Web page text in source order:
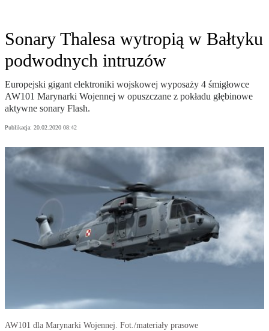
Sonary Thalesa wytropią w Bałtyku
podwodnych intruzów
Europejski gigant elektroniki wojskowej wyposaży 4 śmigłowce
AW101 Marynarki Wojennej w opuszczane z pokładu głębinowe
aktywne sonary Flash.
Publikacja: 20.02.2020 08:42
AW101 dla Marynarki Wojennej. Fot./materiały prasowe